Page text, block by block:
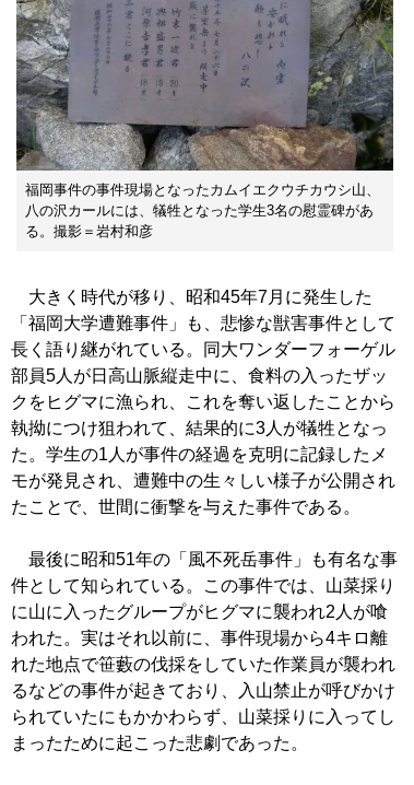
福岡事件の事件現場となったカムイエクウチカウシ山、
八の沢カールには、犠牲となった学生3名の慰霊碑があ
る。撮影＝岩村和彦
大きく時代が移り、昭和45年7月に発生した
「福岡大学遭難事件」も、悲惨な獣害事件として
長く語り継がれている。同大ワンダーフォーゲル
部員5人が日高山脈縦走中に、食料の入ったザッ
クをヒグマに漁られ、これを奪い返したことから
執拗につけ狙われて、結果的に3人が犠牲となっ
た。学生の1人が事件の経過を克明に記録したメ
モが発見され、遭難中の生々しい様子が公開され
たことで、世間に衝撃を与えた事件である。
最後に昭和51年の「風不死岳事件」も有名な事
件として知られている。この事件では、山菜採り
に山に入ったグループがヒグマに襲われ2人が喰
われた。実はそれ以前に、事件現場から4キロ離
れた地点で笹藪の伐採をしていた作業員が襲われ
るなどの事件が起きており、入山禁止が呼びかけ
られていたにもかかわらず、山菜採りに入ってし
まったために起こった悲劇であった。